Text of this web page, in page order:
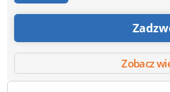
Zobacz